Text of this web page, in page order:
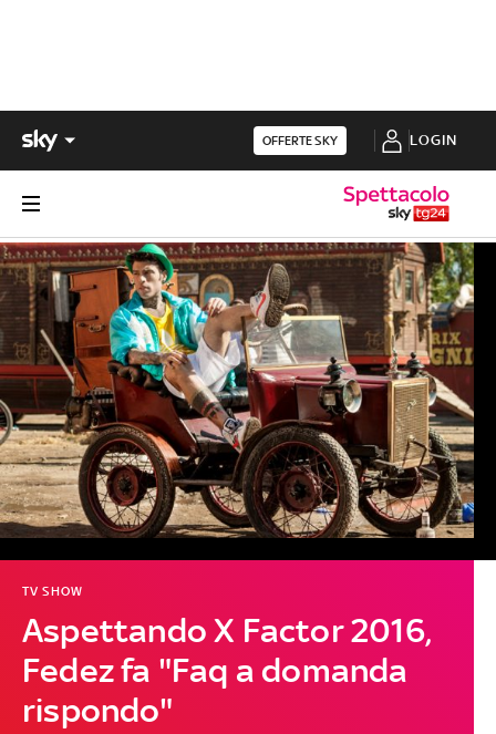
OFFERTE SKY LOGIN
Aspettando X Factor 2016,
Fedez fa "Faq a domanda
rispondo"
TV SHOW